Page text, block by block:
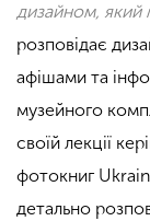
дизайном, який
розповідає
афішами та
музейного
своїй лекції
фотокниг
детально